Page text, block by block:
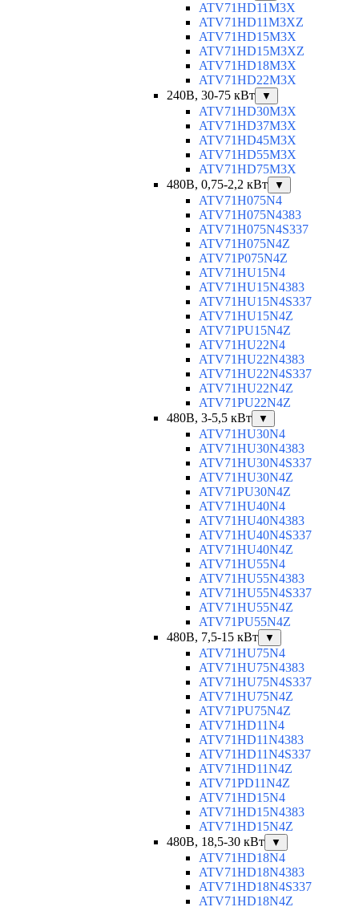
ATV71HD11M3X
ATV71HD11M3XZ
ATV71HD15M3X
ATV71HD15M3XZ
ATV71HD18M3X
ATV71HD22M3X
240В, 30-75 кВт
▼
ATV71HD30M3X
ATV71HD37M3X
ATV71HD45M3X
ATV71HD55M3X
ATV71HD75M3X
480В, 0,75-2,2 кВт
▼
ATV71H075N4
ATV71H075N4383
ATV71H075N4S337
ATV71H075N4Z
ATV71P075N4Z
ATV71HU15N4
ATV71HU15N4383
ATV71HU15N4S337
ATV71HU15N4Z
ATV71PU15N4Z
ATV71HU22N4
ATV71HU22N4383
ATV71HU22N4S337
ATV71HU22N4Z
ATV71PU22N4Z
480В, 3-5,5 кВт
▼
ATV71HU30N4
ATV71HU30N4383
ATV71HU30N4S337
ATV71HU30N4Z
ATV71PU30N4Z
ATV71HU40N4
ATV71HU40N4383
ATV71HU40N4S337
ATV71HU40N4Z
ATV71HU55N4
ATV71HU55N4383
ATV71HU55N4S337
ATV71HU55N4Z
ATV71PU55N4Z
480В, 7,5-15 кВт
▼
ATV71HU75N4
ATV71HU75N4383
ATV71HU75N4S337
ATV71HU75N4Z
ATV71PU75N4Z
ATV71HD11N4
ATV71HD11N4383
ATV71HD11N4S337
ATV71HD11N4Z
ATV71PD11N4Z
ATV71HD15N4
ATV71HD15N4383
ATV71HD15N4Z
480В, 18,5-30 кВт
▼
ATV71HD18N4
ATV71HD18N4383
ATV71HD18N4S337
ATV71HD18N4Z